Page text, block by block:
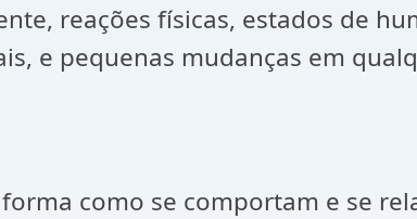
reações físicas, estados de
e pequenas mudanças em
como se comportam e se